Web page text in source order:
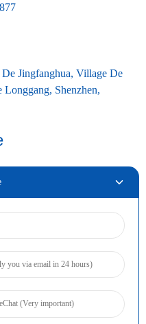
Jingfanghua, Village De
Shenzhen,